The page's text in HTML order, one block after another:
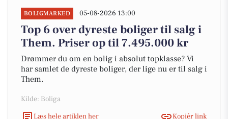
BOLIGMARKED 05-08-2026 13:00
Top 6 over dyreste boliger til salg i
Them. Priser op til 7.495.000 kr
Drømmer du om en bolig i absolut topklasse? Vi
har samlet de dyreste boliger, der lige nu er til salg i
Them.
Kilde: Boliga
Læs hele artiklen her
Kopiér link